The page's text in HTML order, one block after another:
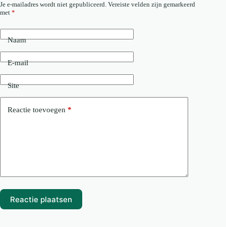
Je e-mailadres wordt niet gepubliceerd. Vereiste velden zijn gemarkeerd
met *
Naam
E-mail
Site
Reactie toevoegen *
Reactie plaatsen